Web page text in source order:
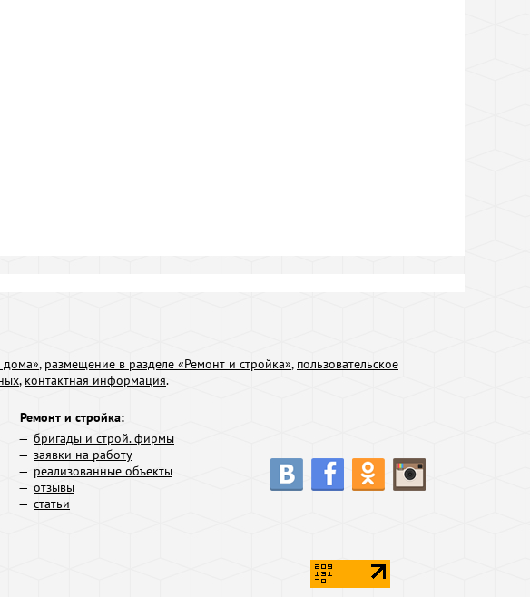
дома», размещение в разделе «Ремонт и стройка», пользовательское
, контактная информация.
Ремонт и стройка:
бригады и строй. фирмы
заявки на работу
реализованные объекты
отзывы
статьи